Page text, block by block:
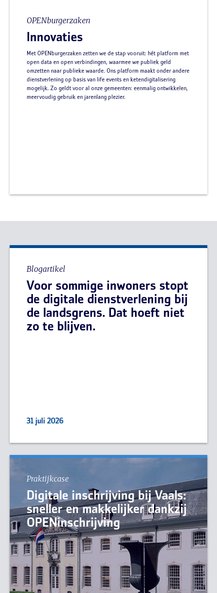
OPENburgerzaken
Innovaties
Met OPENburgerzaken zetten we de stap vooruit: hét platform met
open data en open verbindingen, waarmee we publiek geld
omzetten naar publieke waarde. Ons platform maakt onder andere
dienstverlening op basis van life events en ketendigitalisering
mogelijk. Zo geldt voor al onze gemeenten: eenmalig ontwikkelen,
meervoudig gebruik en jarenlang plezier.
Blogartikel
Voor sommige inwoners stopt
de digitale dienstverlening bij
de landsgrens. Dat hoeft niet
zo te blijven.
31 juli 2026
Praktijkcase
Digitale inschrijving bij Vaals:
sneller en makkelijker dankzij
OPENinschrijving